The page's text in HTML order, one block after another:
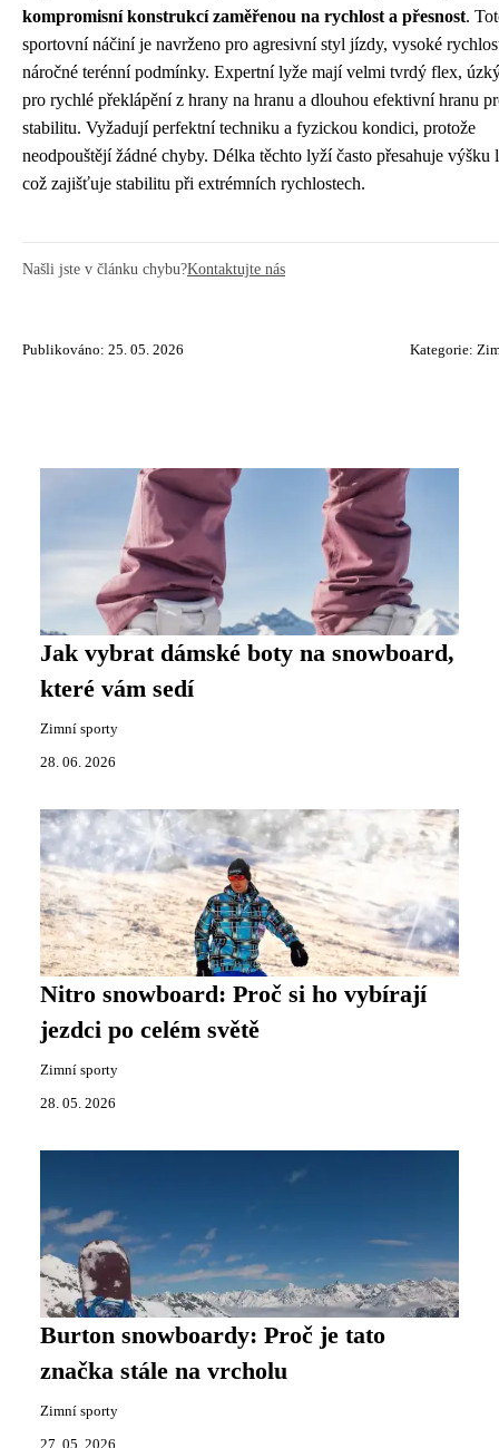
kompromisní konstrukcí zaměřenou na rychlost a přesnost.
sportovní náčiní je navrženo pro agresivní styl jízdy, vysoké
náročné terénní podmínky. Expertní lyže mají velmi tvrdý flex,
pro rychlé překlápění z hrany na hranu a dlouhou efektivní hranu
stabilitu. Vyžadují perfektní techniku a fyzickou kondici, protože
neodpouštějí žádné chyby. Délka těchto lyží často přesahuje výšku
což zajišťuje stabilitu při extrémních rychlostech.
Našli jste v článku chybu?Kontaktujte nás
Publikováno: 25. 05. 2026 Kategorie:
Jak vybrat dámské boty na snowboard,
které vám sedí
Zimní sporty
28. 06. 2026
Nitro snowboard: Proč si ho vybírají
jezdci po celém světě
Zimní sporty
28. 05. 2026
Burton snowboardy: Proč je tato
značka stále na vrcholu
Zimní sporty